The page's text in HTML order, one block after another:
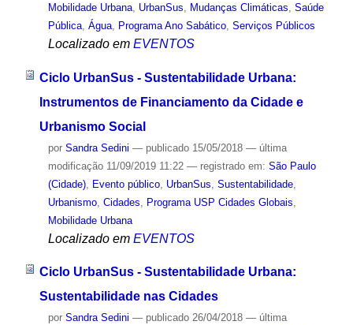
Mobilidade Urbana, UrbanSus Mudanças Climáticas Saúde
Pública, Água, Programa Ano Sabático, Serviços Públicos
Localizado em EVENTOS
Ciclo UrbanSus - Sustentabilidade Urbana:
Instrumentos de Financiamento da Cidade e
Urbanismo Social
por Sandra Sedini — publicado15/05/2018 — última
modificação11/09/2019 11:22 — registrado em: São Paulo
(Cidade), Evento público, UrbanSus Sustentabilidade,
Urbanismo, Cidades Programa USP Cidades Globais
Mobilidade Urbana
Localizado em EVENTOS
Ciclo UrbanSus - Sustentabilidade Urbana:
Sustentabilidade nas Cidades
por Sandra Sedini — publicado26/04/2018 — última